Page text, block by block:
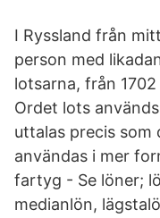
I Ryssland från
person med
lotsarna, från
Ordet lots
uttalas precis som
användas i mer
fartyg - Se löner;
medianlön,